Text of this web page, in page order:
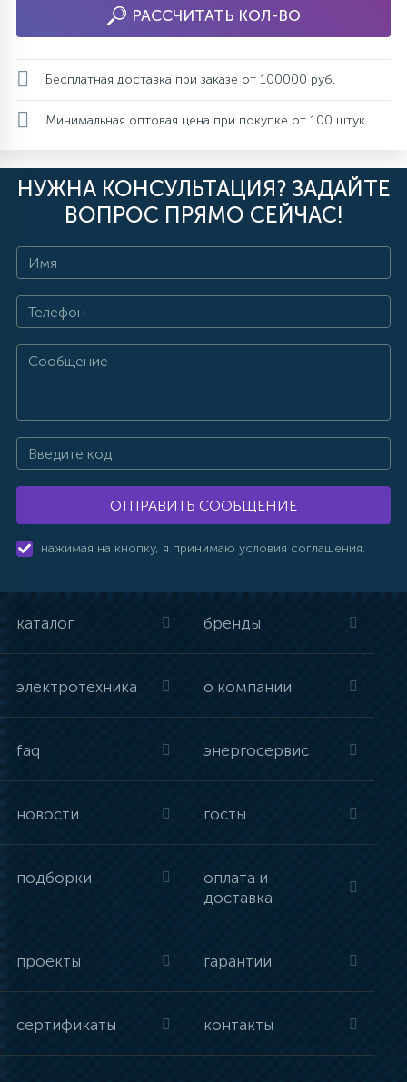
РАССЧИТАТЬ КОЛ-ВО
Бесплатная доставка при заказе от 100000 руб.
Минимальная оптовая цена при покупке от 100 штук
НУЖНА КОНСУЛЬТАЦИЯ? ЗАДАЙТЕ
ВОПРОС ПРЯМО СЕЙЧАС!
ОТПРАВИТЬ СООБЩЕНИЕ
нажимая на кнопку, я принимаю условия соглашения.
каталог бренды
электротехника о компании
faq энергосервис
новости госты
подборки
оплата и
доставка
проекты гарантии
сертификаты контакты